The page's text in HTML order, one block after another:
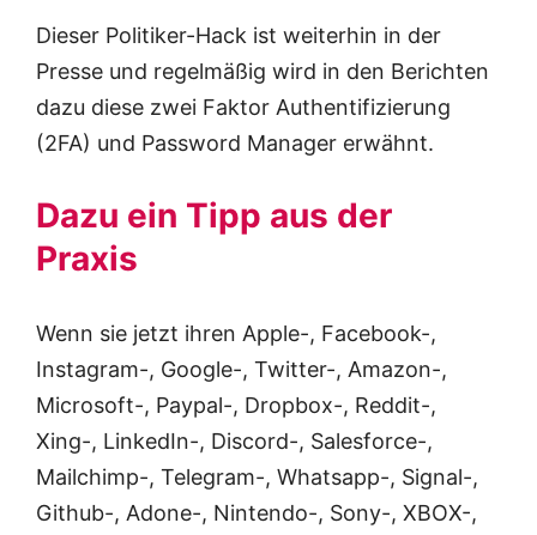
Dieser Politiker-Hack ist weiterhin in der
Presse und regelmäßig wird in den Berichten
dazu diese zwei Faktor Authentifizierung
(2FA) und Password Manager erwähnt.
Dazu ein Tipp aus der
Praxis
Wenn sie jetzt ihren Apple-, Facebook-,
Instagram-, Google-, Twitter-, Amazon-,
Microsoft-, Paypal-, Dropbox-, Reddit-,
Xing-, LinkedIn-, Discord-, Salesforce-,
Mailchimp-, Telegram-, Whatsapp-, Signal-,
Github-, Adone-, Nintendo-, Sony-, XBOX-,